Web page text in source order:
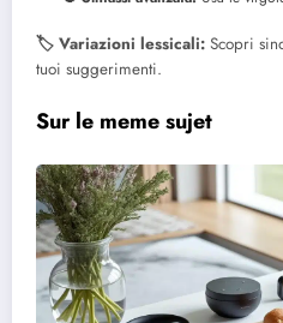
🏷️ Variazioni lessicali: Scopri
tuoi suggerimenti.
Sur le meme sujet